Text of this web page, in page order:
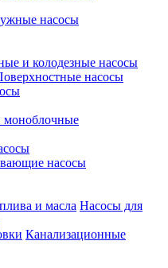
насосы
и колодезные насосы
насосы
моноблочные
насосы
Насосы для
Канализационные